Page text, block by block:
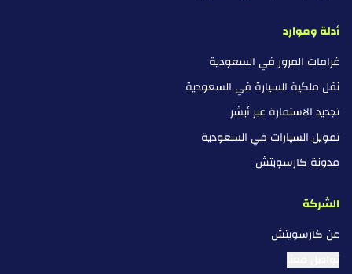
أدلة وموارد
غرامات المرور في السعودية
نقل ملكية السيارة في السعودية
تجديد الاستمارة عبر أبشر
تمويل السيارات في السعودية
مدونة كارسويتش
الشركة
عن كارسويتش
تواصل معنا